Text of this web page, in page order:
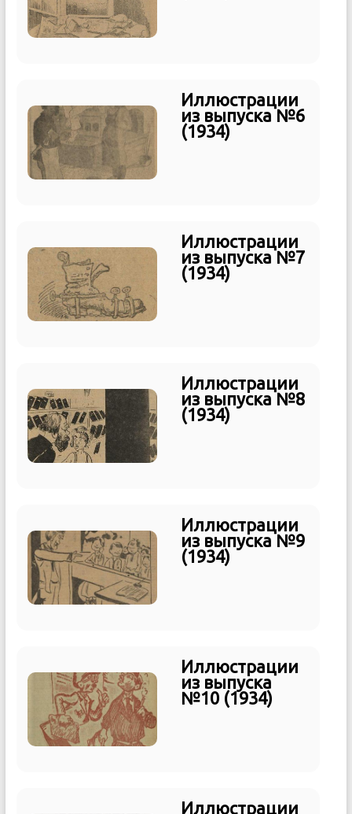
Иллюстрации
из выпуска №6
(1934)
Иллюстрации
из выпуска №7
(1934)
Иллюстрации
из выпуска №8
(1934)
Иллюстрации
из выпуска №9
(1934)
Иллюстрации
из выпуска
№10 (1934)
Иллюстрации